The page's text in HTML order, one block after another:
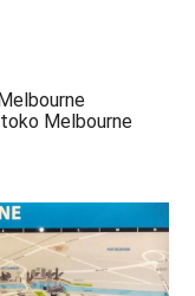
Melbourne